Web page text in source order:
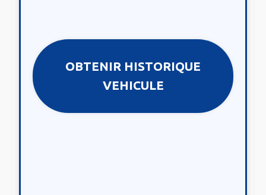
OBTENIR HISTORIQUE
VEHICULE